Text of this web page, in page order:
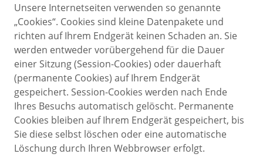
Unsere Internetseiten verwenden so genannte
„Cookies“. Cookies sind kleine Datenpakete und
richten auf Ihrem Endgerät keinen Schaden an. Sie
werden entweder vorübergehend für die Dauer
einer Sitzung (Session-Cookies) oder dauerhaft
(permanente Cookies) auf Ihrem Endgerät
gespeichert. Session-Cookies werden nach Ende
Ihres Besuchs automatisch gelöscht. Permanente
Cookies bleiben auf Ihrem Endgerät gespeichert, bis
Sie diese selbst löschen oder eine automatische
Löschung durch Ihren Webbrowser erfolgt.